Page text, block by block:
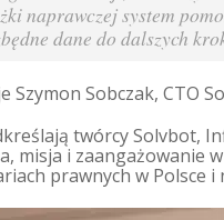
naprawczej system
dane do dalszych
Szymon Sobczak, CTO
twórcy Solvbot,
misja i zaangażowanie
prawnych w Polsce i